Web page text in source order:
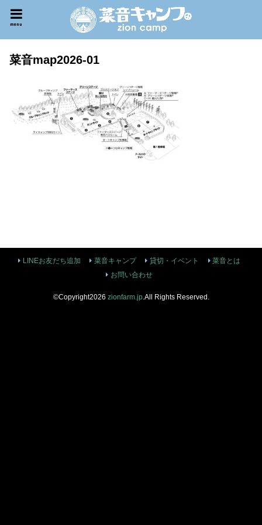
menu
菜音map2026-01
LINEお友だち追加 菜音キャンプ 貸切・イベント
菜音とは
お問い合わせ
©Copyright2026 zionfarm.jp.All Rights Reserved.